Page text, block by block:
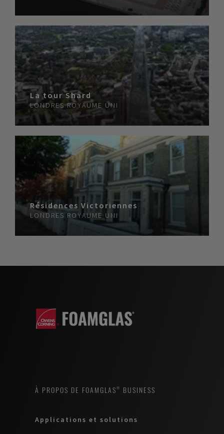
La tour Shard
LONDRES ROYAUME UNI
Résidences Victoriennes
LONDRES ROYAUME UNI
À PROPOS DE FOAMGLAS® BUSINESS
Applications et solutions